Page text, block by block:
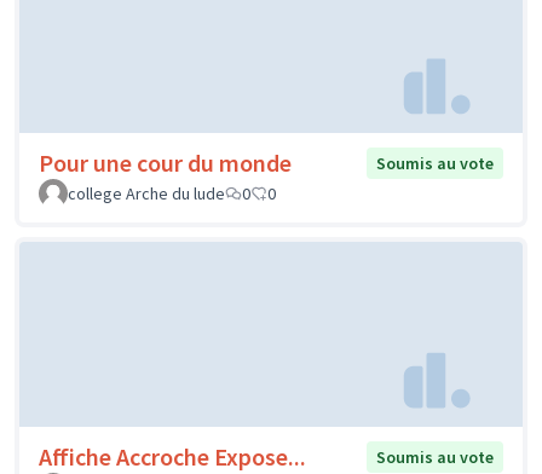
Pour une cour du monde
Soumis au vote
college Arche du lude
0 0
Affiche Accroche Expose...
Soumis au vote